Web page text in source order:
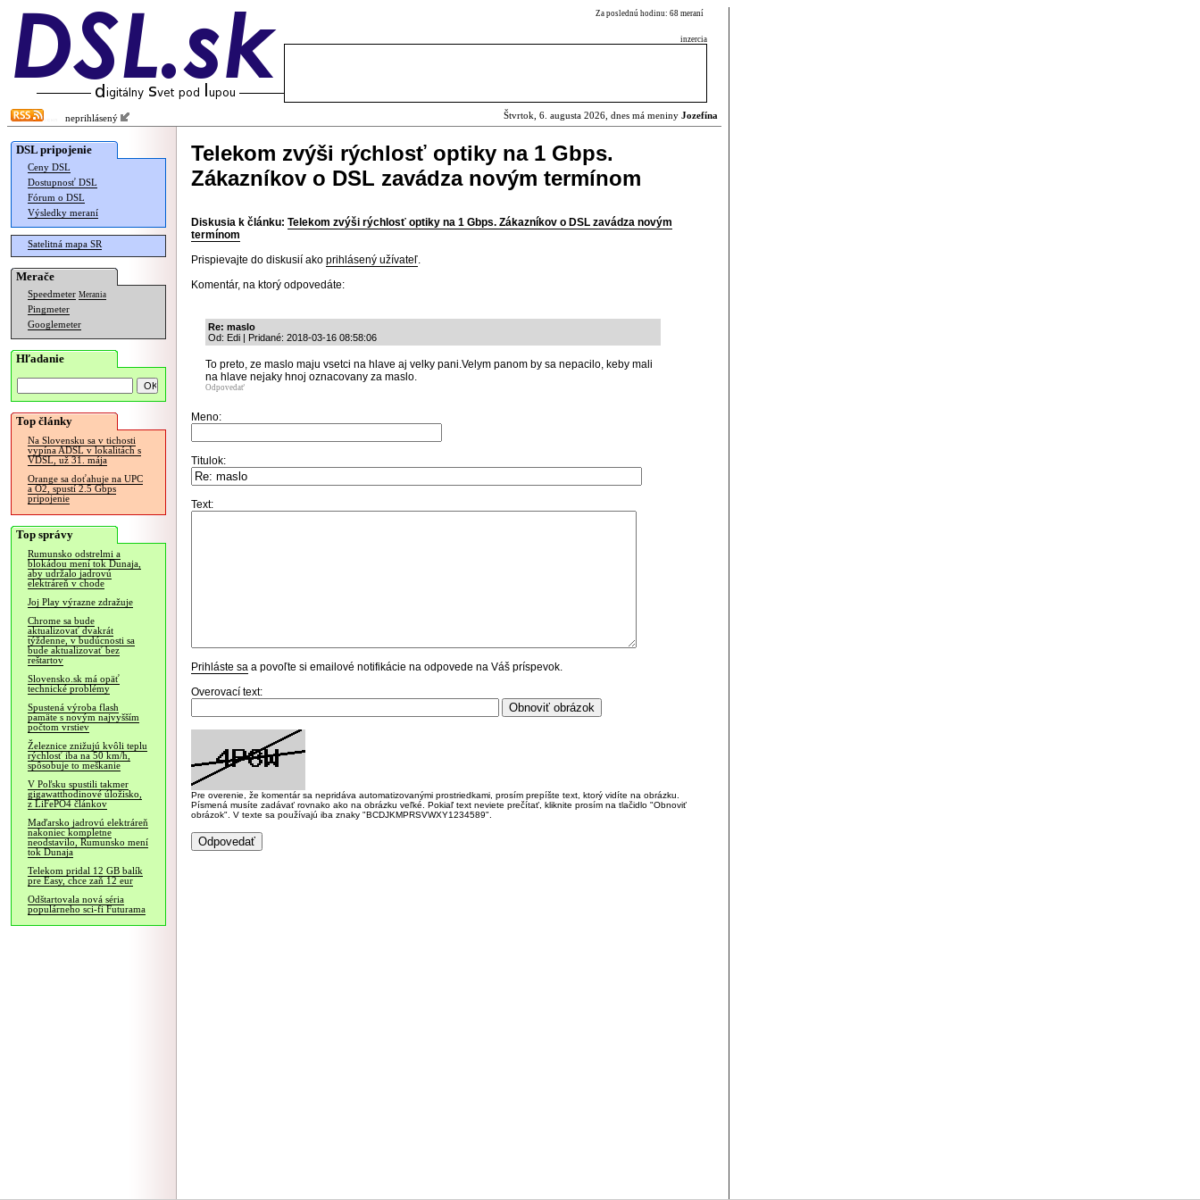
Za poslednú hodinu: 68 meraní
inzercia
neprihlásený Štvrtok, 6. augusta 2026, dnes má meniny Jozefína
DSL pripojenie
Ceny DSL
Dostupnosť DSL
Fórum o DSL
Výsledky meraní
Satelitná mapa SR
Merače
Speedmeter Merania
Pingmeter
Googlemeter
Hľadanie
Top články
Na Slovensku sa v tichosti
vypína ADSL v lokalitách s
VDSL, už 31. mája
Orange sa doťahuje na UPC
a O2, spustí 2.5 Gbps
pripojenie
Top správy
Rumunsko odstrelmi a
blokádou mení tok Dunaja,
aby udržalo jadrovú
elektráreň v chode
Joj Play výrazne zdražuje
Chrome sa bude
aktualizovať dvakrát
týždenne, v budúcnosti sa
bude aktualizovať bez
reštartov
Slovensko.sk má opäť
technické problémy
Spustená výroba flash
pamäte s novým najvyšším
počtom vrstiev
Železnice znižujú kvôli teplu
rýchlosť iba na 50 km/h,
spôsobuje to meškanie
V Poľsku spustili takmer
gigawatthodinové úložisko,
z LiFePO4 článkov
Maďarsko jadrovú elektráreň
nakoniec kompletne
neodstavilo, Rumunsko mení
tok Dunaja
Telekom pridal 12 GB balík
pre Easy, chce zaň 12 eur
Odštartovala nová séria
populárneho sci-fi Futurama
Telekom zvýši rýchlosť optiky na 1 Gbps.
Zákazníkov o DSL zavádza novým termínom
Diskusia k článku: Telekom zvýši rýchlosť optiky na 1 Gbps. Zákazníkov o DSL zavádza novým
termínom
Prispievajte do diskusií ako prihlásený užívateľ.
Komentár, na ktorý odpovedáte:
Re: maslo
Od: Edi | Pridané: 2018-03-16 08:58:06
To preto, ze maslo maju vsetci na hlave aj velky pani.Velym panom by sa nepacilo, keby mali
na hlave nejaky hnoj oznacovany za maslo.
Odpovedať
Meno:
Titulok:
Text:
Prihláste sa a povoľte si emailové notifikácie na odpovede na Váš príspevok.
Overovací text:
Pre overenie, že komentár sa nepridáva automatizovanými prostriedkami, prosím prepíšte text, ktorý vidíte na obrázku.
Písmená musíte zadávať rovnako ako na obrázku veľké. Pokiaľ text neviete prečítať, kliknite prosím na tlačidlo "Obnoviť
obrázok". V texte sa používajú iba znaky "BCDJKMPRSVWXY1234589".